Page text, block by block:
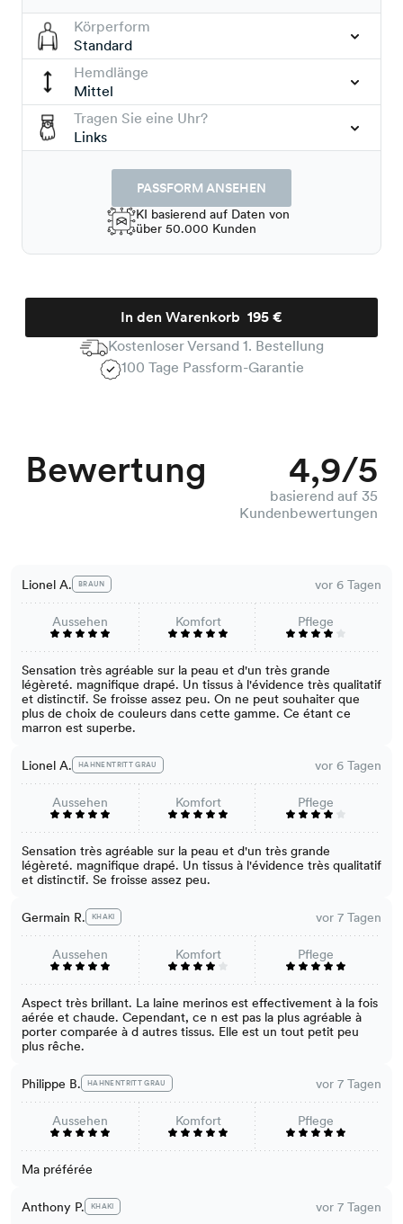
Körperform
Standard
Hemdlänge
Mittel
Tragen Sie eine Uhr?
Links
PASSFORM ANSEHEN
KI basierend auf Daten von
über 50.000 Kunden
In den Warenkorb
Kostenloser Versand 1. Bestellung
100 Tage Passform-Garantie
Bewertung 4,9/5
basierend auf 35
Kundenbewertungen
Lionel A. BRAUN vor 6 Tagen
Aussehen Komfort Pflege
Sensation très agréable sur la peau et d'un très grande
légèreté. magnifique drapé. Un tissus à l'évidence très qualitatif
et distinctif. Se froisse assez peu. On ne peut souhaiter que
plus de choix de couleurs dans cette gamme. Ce étant ce
marron est superbe.
Lionel A. HAHNENTRITT GRAU vor 6 Tagen
Aussehen Komfort Pflege
Sensation très agréable sur la peau et d'un très grande
légèreté. magnifique drapé. Un tissus à l'évidence très qualitatif
et distinctif. Se froisse assez peu.
Germain R. KHAKI vor 7 Tagen
Aussehen Komfort Pflege
Aspect très brillant. La laine merinos est effectivement à la fois
aérée et chaude. Cependant, ce n est pas la plus agréable à
porter comparée à d autres tissus. Elle est un tout petit peu
plus rêche.
Philippe B. HAHNENTRITT GRAU vor 7 Tagen
Aussehen Komfort Pflege
Ma préférée
Anthony P. KHAKI vor 7 Tagen